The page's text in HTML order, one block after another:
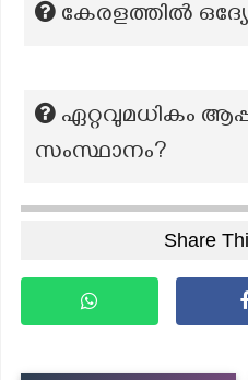
കേരളത്തിൽ
ഏറ്റവുമധികം
സംസ്ഥാനം?
Share